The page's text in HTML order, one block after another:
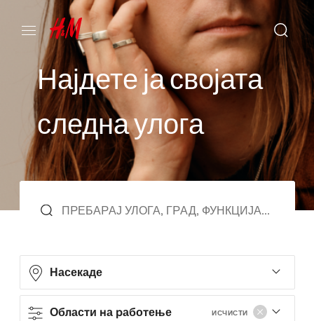
Најдетејасвојата
следнаулога
Насекаде
Области на работење ИСЧИСТИ